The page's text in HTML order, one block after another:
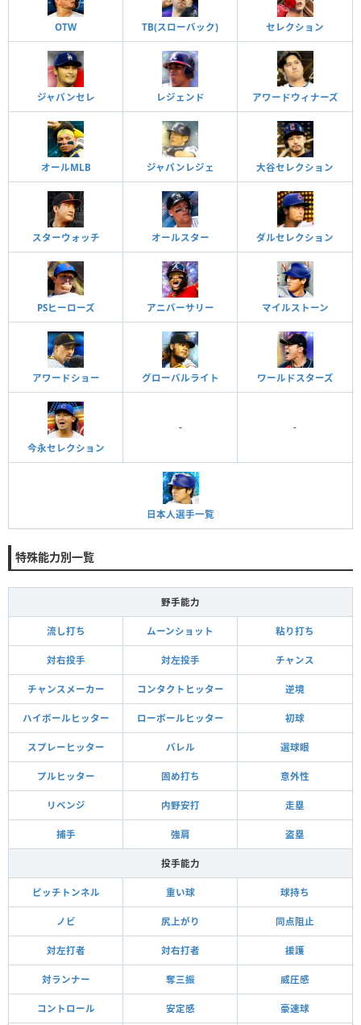
OTW TB(スローバック) セレクション
ジャパンセレ レジェンド アワードウィナーズ
オールMLB ジャパンレジェ 大谷セレクション
スターウォッチ オールスター ダルセレクション
PSヒーローズ アニバーサリー マイルストーン
アワードショー グローバルライト ワールドスターズ
今永セレクション
- -
日本人選手一覧
特殊能力別一覧
野手能力
流し打ち ムーンショット 粘り打ち
対右投手 対左投手 チャンス
チャンスメーカー コンタクトヒッター 逆境
ハイボールヒッター ローボールヒッター 初球
スプレーヒッター バレル 選球眼
プルヒッター 固め打ち 意外性
リベンジ 内野安打 走塁
捕手 強肩 盗塁
投手能力
ピッチトンネル 重い球 球持ち
ノビ 尻上がり 同点阻止
対左打者 対右打者 援護
対ランナー 奪三振 威圧感
コントロール 安定感 豪速球